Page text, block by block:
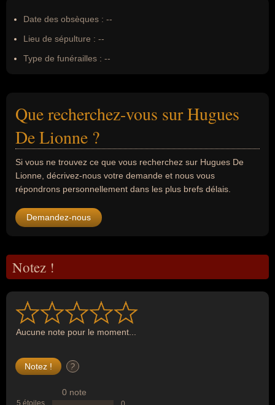
Date des obsèques : --
Lieu de sépulture : --
Type de funérailles : --
Que recherchez-vous sur Hugues
De Lionne ?
Si vous ne trouvez ce que vous recherchez sur Hugues De
Lionne, décrivez-nous votre demande et nous vous
répondrons personnellement dans les plus brefs délais.
Demandez-nous
Notez !
Aucune note pour le moment...
?
0 note
5 étoiles